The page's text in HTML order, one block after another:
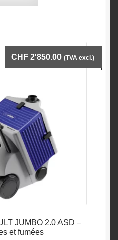
JUMBO 2.0 ASD –
et fumées
CHF 2'850.00 (TVA excl.)